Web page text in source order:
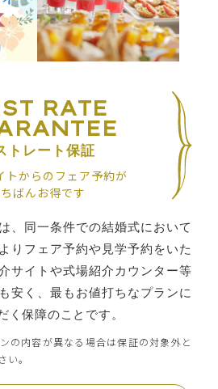
RATE
トレート保証
トからのフェア予約が
ばんお得です
、
同一条件での結婚式において
りフェア予約や見学予約をいた
サイトや式場紹介カウンター等
安く、最もお値打ちなプランに
く保障のことです。
の内容が異なる場合は保証の対象外と
い。